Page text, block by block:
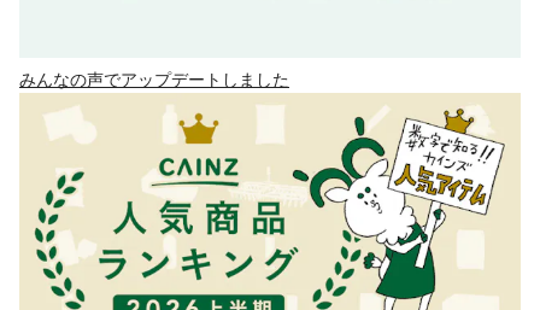
みんなの声でアップデートしました